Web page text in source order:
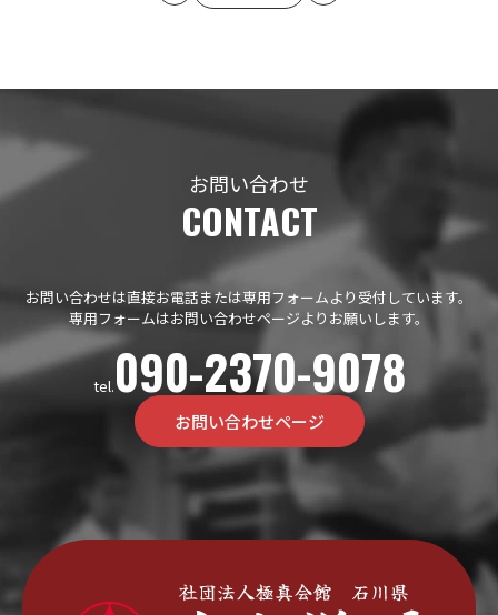
お問い合わせ
CONTACT
お問い合わせは直接お電話または専用フォームより受付しています。
専用フォームはお問い合わせページよりお願いします。
tel.090-2370-9078
お問い合わせページ